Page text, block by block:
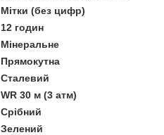
Мітки (без цифр)
12 годин
Мінеральне
Прямокутна
Сталевий
WR 30 м (3 атм)
Срібний
Зелений